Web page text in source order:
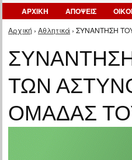
ΑΡΧΙΚΗ ΑΠΟΨΕΙΣ
Είστε εδώ
Αρχική › Αθλητικά › ΣΥΝΑΝΤΗΣΗ
ΤΩΝ
ΟΜΑΔΑΣ